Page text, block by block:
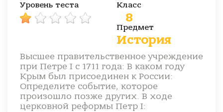
Уровень теста Класс
8
Предмет
История
Высшее правительственное учреждение
при Петре I с 1711 года: В каком году
Крым был присоединен к России:
Определите событие, которое
произошло позже других. В ходе
церковной реформы Петр I: